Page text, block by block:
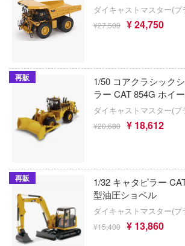
ダイキャストマスター(プ
¥27,500 ¥ 24,750
再販
1/50 コアクラシック
ラー CAT 854G ホイ
ダイキャストマスター(プ
¥20,680 ¥ 18,612
再販
1/32 キャタピラー
型油圧ショベル
ダイキャストマスター(プ
¥15,400 ¥ 13,860
血界戦線
けいおん!
ご注文はうさぎ
荒野のコトブキ飛
この素晴らしい世
ゴールデンカムイ
インターアライ
イーグルアヴィ
ウォルターソン
WAVE
ウィリー
WHELART
WIND TOYS
ウイング
OF FIGHTERS
FANTASY(サーティ ミニッツ ファン
ンク: エッジランナーズ
SISTERS (サーティ ミニッツ シス
キング
飯を食う。
このここしたんたん